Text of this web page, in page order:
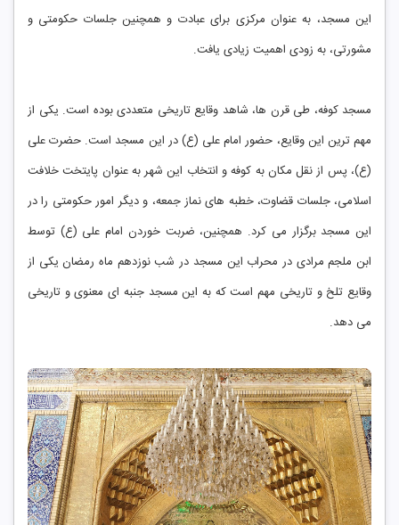
این مسجد، به عنوان مرکزی برای عبادت و همچنین جلسات حکومتی و
مشورتی، به زودی اهمیت زیادی یافت.
مسجد کوفه، طی قرن ها، شاهد وقایع تاریخی متعددی بوده است. یکی از
مهم ترین این وقایع، حضور امام علی (ع) در این مسجد است. حضرت علی
(ع)، پس از نقل مکان به کوفه و انتخاب این شهر به عنوان پایتخت خلافت
اسلامی، جلسات قضاوت، خطبه های نماز جمعه، و دیگر امور حکومتی را در
این مسجد برگزار می کرد. همچنین، ضربت خوردن امام علی (ع) توسط
ابن ملجم مرادی در محراب این مسجد در شب نوزدهم ماه رمضان یکی از
وقایع تلخ و تاریخی مهم است که به این مسجد جنبه ای معنوی و تاریخی
می دهد.